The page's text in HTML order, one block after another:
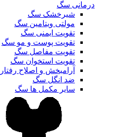
درمانی سگ
شیرخشک سگ
مولتی ویتامین سگ
تقویت ایمنی سگ
تقویت پوست و مو سگ
تقویت مفاصل سگ
تقویت استخوان سگ
آرامبخش و اصلاح
ضد انگل سگ
سایر مکمل ها سگ